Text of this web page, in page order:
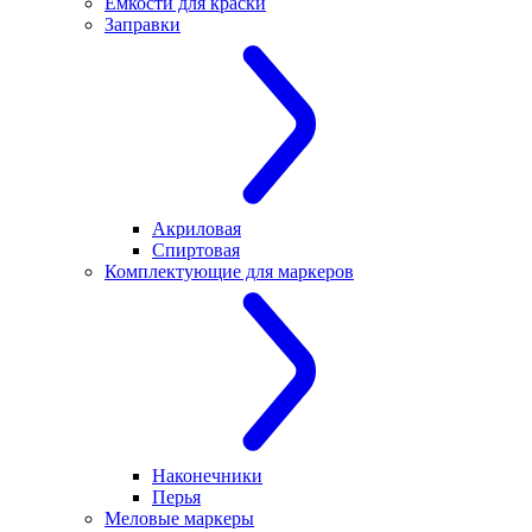
Заправки
Акриловая
Спиртовая
Комплектующие для маркеров
Наконечники
Перья
Меловые маркеры